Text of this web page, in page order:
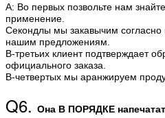
А: Во первых позвольте нам
применение.
Секондлы мы закавычим
нашим предложениям.
В-третьих клиент подтверждает
официального заказа.
В-четвертых мы аранжируем
Q6. Она В ПОРЯДКЕ